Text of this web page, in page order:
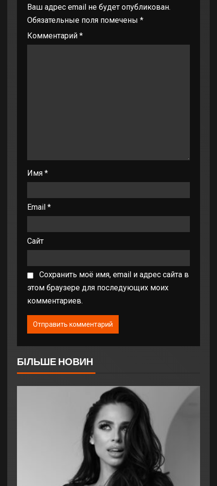
Ваш адрес email не будет опубликован.
Обязательные поля помечены *
Комментарий *
Имя *
Email *
Сайт
Сохранить моё имя, email и адрес сайта в
этом браузере для последующих моих
комментариев.
БІЛЬШЕ НОВИН